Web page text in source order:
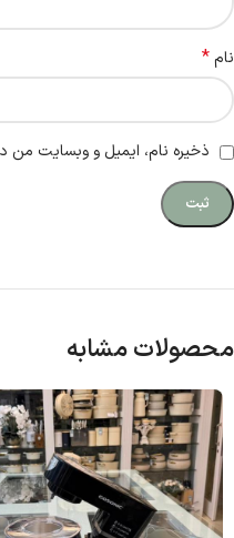
نام*
ذخیره نام، ایمیل و وبسایت من
محصولات مشابه